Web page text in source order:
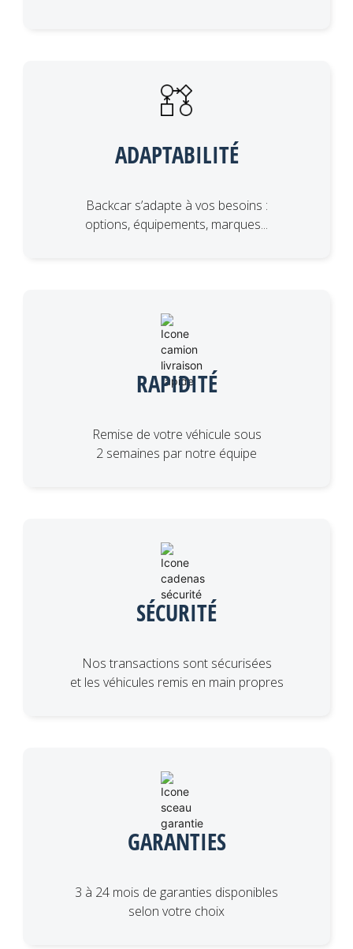
ADAPTABILITÉ
Backcar s’adapte à vos besoins :
options, équipements, marques...
RAPIDITÉ
Remise de votre véhicule sous
2 semaines par notre équipe
SÉCURITÉ
Nos transactions sont sécurisées
et les véhicules remis en main propres
GARANTIES
3 à 24 mois de garanties disponibles
selon votre choix